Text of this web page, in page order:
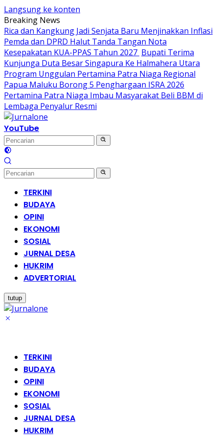
Langsung ke konten
Breaking News
Rica dan Kangkung Jadi Senjata Baru Menjinakkan Inflasi
Pemda dan DPRD Halut Tanda Tangan Nota
Kesepakatan KUA-PPAS Tahun 2027 Bupati Terima
Kunjunga Duta Besar Singapura Ke Halmahera Utara
Program Unggulan Pertamina Patra Niaga Regional
Papua Maluku Borong 5 Penghargaan ISRA 2026
Pertamina Patra Niaga Imbau Masyarakat Beli BBM di
Lembaga Penyalur Resmi
YouTube
TERKINI
BUDAYA
OPINI
EKONOMI
SOSIAL
JURNAL DESA
HUKRIM
ADVERTORIAL
tutup
TERKINI
BUDAYA
OPINI
EKONOMI
SOSIAL
JURNAL DESA
HUKRIM